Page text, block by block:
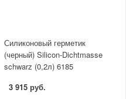
Силиконовый герметик
(черный) Silicon-Dichtmasse
schwarz (0,2л) 6185
3 915 руб.